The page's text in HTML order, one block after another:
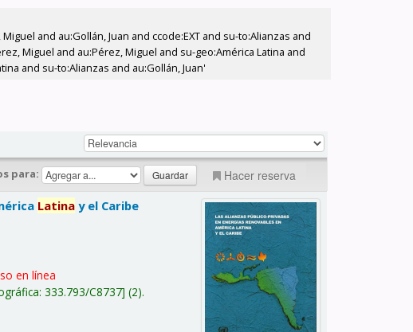
and au:Gollán, Juan and ccode:EXT and su-to:Alianzas and
Miguel and au:Pérez, Miguel and su-geo:América Latina and
and su-to:Alianzas and au:Gollán, Juan'
para: Hacer reserva
Latina y el Caribe
en línea
333.793/C8737 (2).